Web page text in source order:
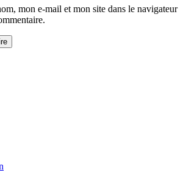
mon e-mail et mon site dans le navigateur